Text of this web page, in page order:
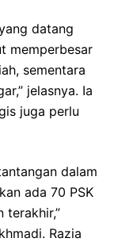
datang
memperbesar
sementara
jelasnya. Ia
juga perlu
dalam
ada 70 PSK
terakhir,”
Razia